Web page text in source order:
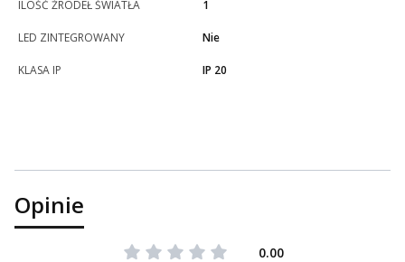
ILOŚĆ ŹRÓDEŁ ŚWIATŁA 1
LED ZINTEGROWANY Nie
KLASA IP IP 20
Opinie
0.00